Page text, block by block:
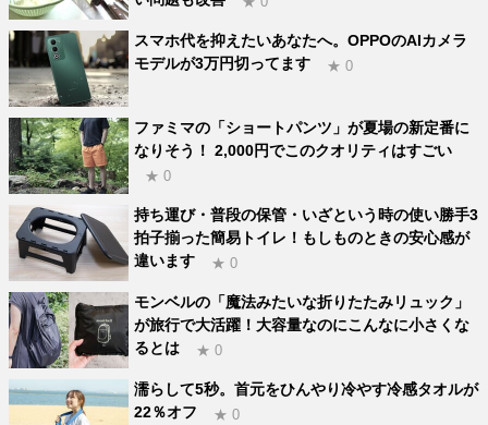
スマホ代を抑えたいあなたへ。OPPOのAIカメラ
モデルが3万円切ってます
★ 0
ファミマの「ショートパンツ」が夏場の新定番に
なりそう！ 2,000円でこのクオリティはすごい
★ 0
持ち運び・普段の保管・いざという時の使い勝手3
拍子揃った簡易トイレ！もしものときの安心感が
違います
★ 0
モンベルの「魔法みたいな折りたたみリュック」
が旅行で大活躍！大容量なのにこんなに小さくな
るとは
★ 0
濡らして5秒。首元をひんやり冷やす冷感タオルが
22％オフ
★ 0